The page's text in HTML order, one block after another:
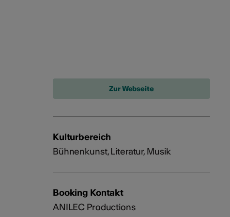
Kulturbereich
Bühnenkunst, Literatur, Musik
Booking Kontakt
ANILEC Productions